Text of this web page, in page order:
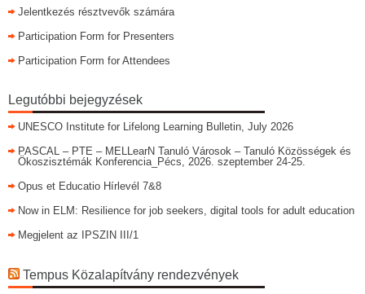
Jelentkezés résztvevők számára
Participation Form for Presenters
Participation Form for Attendees
Legutóbbi bejegyzések
UNESCO Institute for Lifelong Learning Bulletin, July 2026
PASCAL – PTE – MELLearN Tanuló Városok – Tanuló Közösségek és
Ökoszisztémák Konferencia_Pécs, 2026. szeptember 24-25.
Opus et Educatio Hírlevél 7&8
Now in ELM: Resilience for job seekers, digital tools for adult education
Megjelent az IPSZIN III/1
Tempus Közalapítvány rendezvények